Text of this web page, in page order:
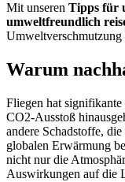
Mit unseren Tipps für
umweltfreundlich
Umweltverschmutzung
Warum
Fliegen hat signifikante
CO2-Ausstoß
andere Schadstoffe,
globalen Erwärmung
nicht nur die
Auswirkungen auf die